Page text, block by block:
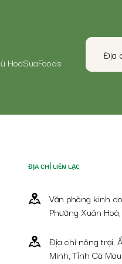
HoaSuaFoods
ĐỊA CHỈ LIÊN LẠC
Văn phòng kinh
Phường Xuân Hoà,
Địa chỉ nông trại:
Minh, Tỉnh Cà Mau